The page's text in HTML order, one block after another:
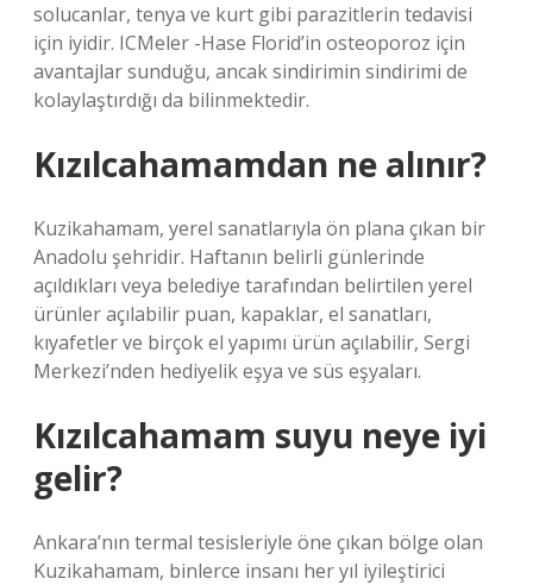
solucanlar, tenya ve kurt gibi parazitlerin tedavisi
için iyidir. ICMeler -Hase Florid’in osteoporoz için
avantajlar sunduğu, ancak sindirimin sindirimi de
kolaylaştırdığı da bilinmektedir.
Kızılcahamamdan ne alınır?
Kuzikahamam, yerel sanatlarıyla ön plana çıkan bir
Anadolu şehridir. Haftanın belirli günlerinde
açıldıkları veya belediye tarafından belirtilen yerel
ürünler açılabilir puan, kapaklar, el sanatları,
kıyafetler ve birçok el yapımı ürün açılabilir, Sergi
Merkezi’nden hediyelik eşya ve süs eşyaları.
Kızılcahamam suyu neye iyi
gelir?
Ankara’nın termal tesisleriyle öne çıkan bölge olan
Kuzikahamam, binlerce insanı her yıl iyileştirici